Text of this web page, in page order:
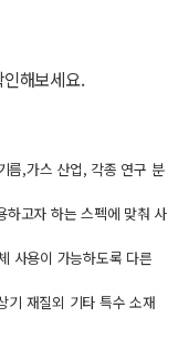
해보세요.
름,가스 산업, 각종 연구 분
하고자 하는 스펙에 맞춰 사
사용이 가능하도록 다른
재질외 기타 특수 소재